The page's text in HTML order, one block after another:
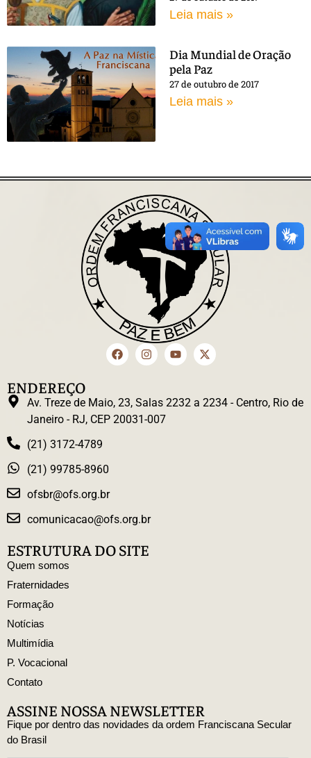
Leia mais »
Dia Mundial de Oração
pela Paz
27 de outubro de 2017
Leia mais »
ENDEREÇO
Av. Treze de Maio, 23, Salas 2232 a 2234 - Centro, Rio de
Janeiro - RJ, CEP 20031-007
(21) 3172-4789
(21) 99785-8960
ofsbr@ofs.org.br
comunicacao@ofs.org.br
ESTRUTURA DO SITE
Quem somos
Fraternidades
Formação
Notícias
Multimídia
P. Vocacional
Contato
ASSINE NOSSA NEWSLETTER
Fique por dentro das novidades da ordem Franciscana Secular
do Brasil